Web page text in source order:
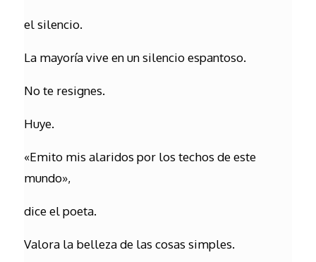
el silencio.
La mayoría vive en un silencio espantoso.
No te resignes.
Huye.
«Emito mis alaridos por los techos de este
mundo»,
dice el poeta.
Valora la belleza de las cosas simples.